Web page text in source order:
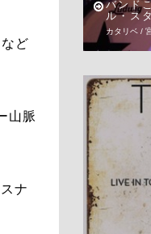
ど
山脈
ナ
バンド
ル・ス
カタリベ /